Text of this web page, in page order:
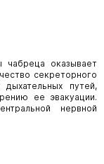
чабреца оказывает
секреторного
путей,
ее эвакуации.
нервной